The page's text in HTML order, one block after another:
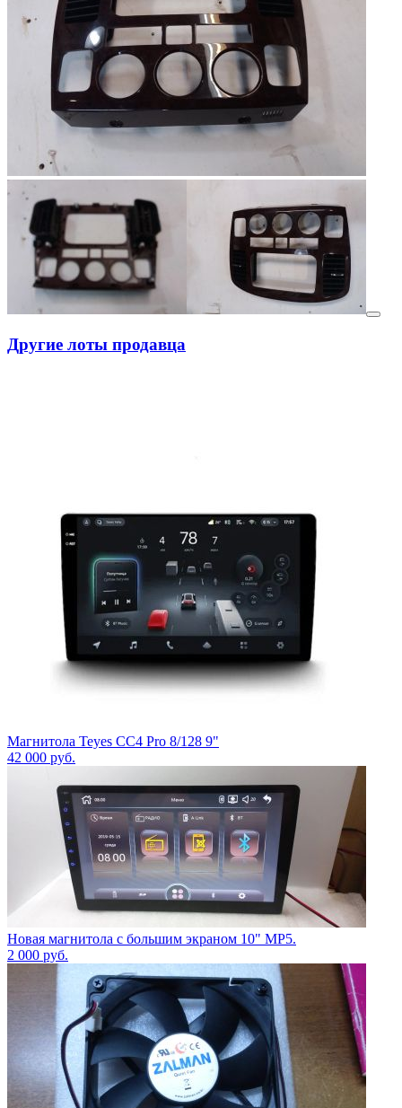
Другие лоты продавца
Магнитола Teyes CC4 Pro 8/128 9"
42 000 руб.
Новая магнитола с большим экраном 10" МР5.
2 000 руб.